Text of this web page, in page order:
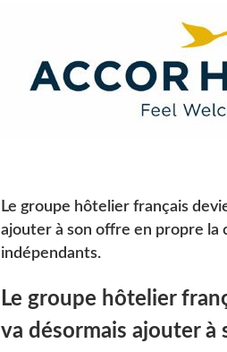
Le groupe hôtelier français
ajouter à son offre en propre la
indépendants.
Le groupe hôtelier
va désormais ajouter